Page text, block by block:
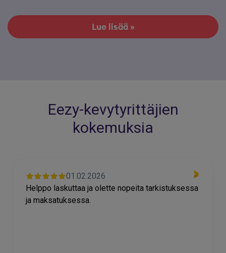
Lue lisää »
Eezy-kevytyrittäjien
kokemuksia
01.02.2026
Helppo laskuttaa ja olette nopeita tarkistuksessa
ja maksatuksessa.